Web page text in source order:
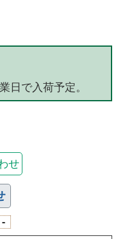
日で入荷予定。
せ